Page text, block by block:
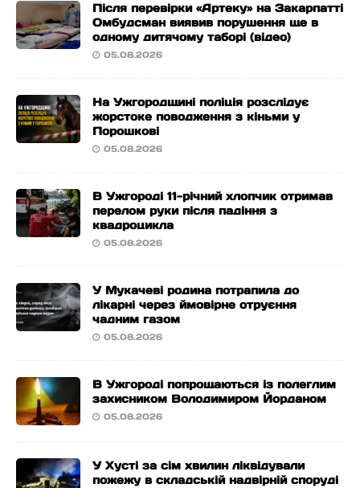
Після перевірки «Артеку» на Закарпатті
Омбудсман виявив порушення ще в
одному дитячому таборі (відео)
05.08.2026
На Ужгородщині поліція розслідує
жорстоке поводження з кіньми у
Порошкові
05.08.2026
В Ужгороді 11-річний хлопчик отримав
перелом руки після падіння з
квадроцикла
05.08.2026
У Мукачеві родина потрапила до
лікарні через ймовірне отруєння
чадним газом
05.08.2026
В Ужгороді попрощаються із полеглим
захисником Володимиром Йорданом
05.08.2026
У Хусті за сім хвилин ліквідували
пожежу в складській надвірній споруді